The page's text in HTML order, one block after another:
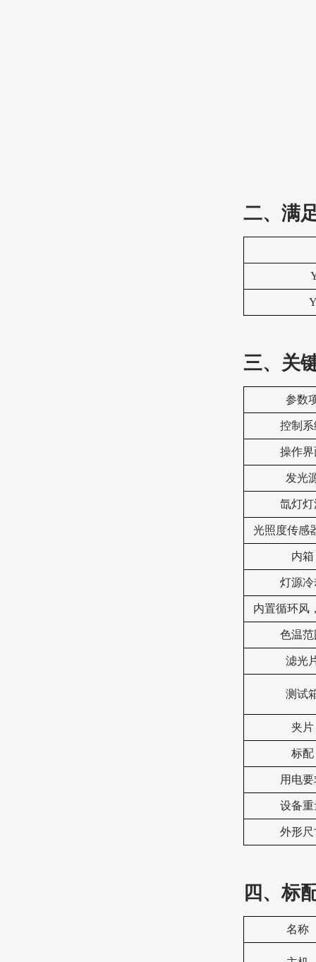
二、满
三、 关
参数
控制
操作
发光
氙灯
光照度传感
内箱
灯源
内置循环风
色温
滤光
测试
夹片
标配
用电
设备
外形
四、标
名称